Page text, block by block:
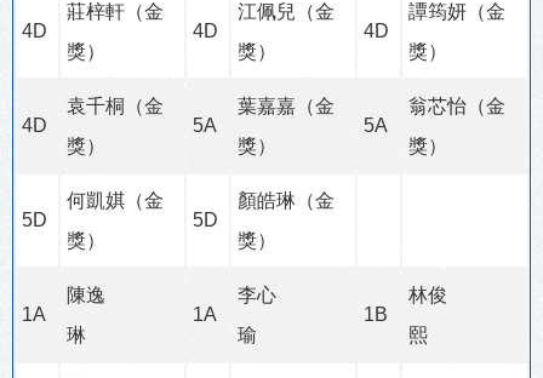
4D
莊梓軒（金
獎）
4D
江佩兒（金
獎）
4D
譚筠妍（金
獎）
4D
袁千桐（金
獎）
5A
葉嘉嘉（金
獎）
5A
翁芯怡（金
獎）
5D
何凱娸（金
獎）
5D
顏皓琳（金
獎）
1A
陳逸
琳
1A
李心
瑜
1B
林俊
熙